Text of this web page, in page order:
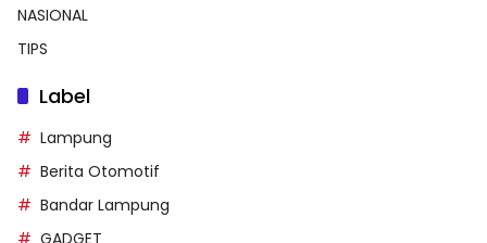
NASIONAL
TIPS
Label
Lampung
Berita Otomotif
Bandar Lampung
GADGET